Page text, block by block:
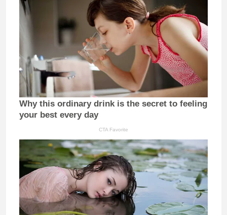
Why this ordinary drink is the secret to feeling
your best every day
CTA Favorite